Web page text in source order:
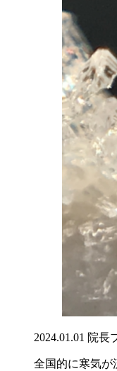
2024.01.01 院長
全国的に寒気